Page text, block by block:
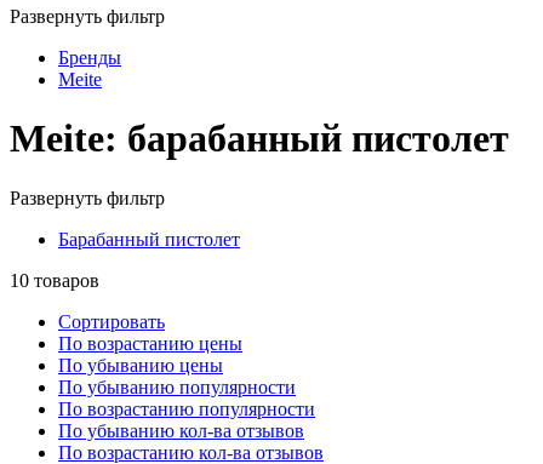
Развернуть фильтр
Бренды
Meite
Meite: барабанный пистолет
Развернуть фильтр
Барабанный пистолет
10 товаров
Сортировать
По возрастанию цены
По убыванию цены
По убыванию популярности
По возрастанию популярности
По убыванию кол-ва отзывов
По возрастанию кол-ва отзывов